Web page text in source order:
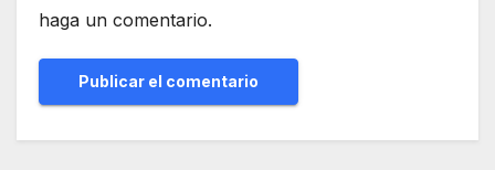
haga un comentario.